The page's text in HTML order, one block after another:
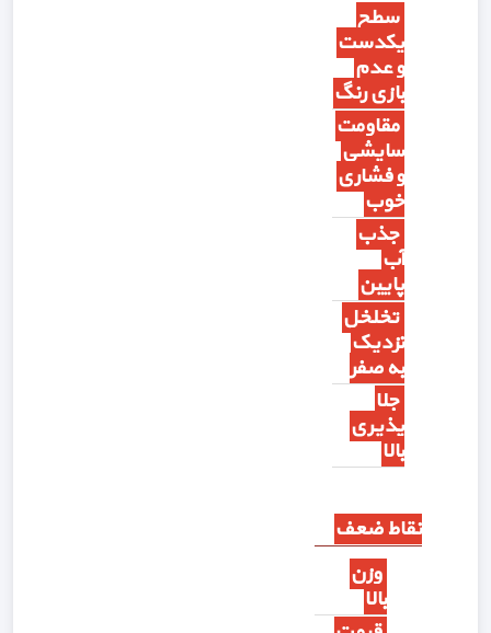
سطح
یکدست
و عدم
بازی رنگ
مقاومت
سایشی
و فشاری
خوب
جذب
آب
پایین
تخلخل
نزدیک
به صفر
جلا
پذیری
بالا
نقاط ضعف
وزن
بالا